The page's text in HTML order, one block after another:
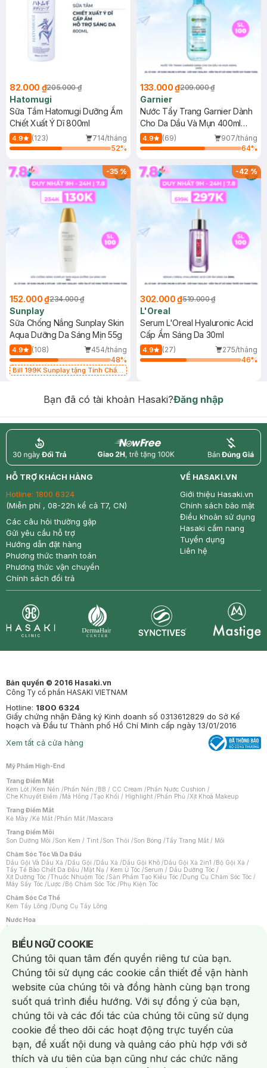
82.000 ₫205.000 ₫
Hatomugi
Sữa Tắm Hatomugi Dưỡng Ẩm
Chiết Xuất Ý Dĩ 800ml
4.9 (123)
714/tháng
52%
133.000 ₫209.000 ₫
Garnier
Nước Tẩy Trang Garnier Dành
Cho Da Dầu Và Mụn 400ml
(Mới)
4.9 (69)
907/tháng
64%
-35%
152.000 ₫234.000 ₫
Sunplay
Sữa Chống Nắng Sunplay Skin
Aqua Dưỡng Da Sáng Mịn 55g
4.9 (108)
454/tháng
48%
Bill 199K Sunplay tặng Tinh Chất
-42%
302.000 ₫519.000 ₫
L'Oreal
Serum L'Oreal Hyaluronic Acid
Cấp Ẩm Sáng Da 30ml
4.9 (27)
275/tháng
46%
Bạn đã có tài khoản Hasaki?Đăng nhập
return nowfree price
HỖ TRỢ KHÁCH HÀNG
Hotline: 1800 6324
(Miễn phí , 08-22h kể cả T7, CN)
Các câu hỏi thường gặp
Gửi yêu cầu hỗ trợ
Hướng dẫn đặt hàng
Phương thức thanh toán
Phương thức vận chuyển
Chính sách đổi trả
VỀ HASAKI.VN
Giới thiệu Hasaki.vn
Chính sách bảo mật
Điều khoản sử dụng
Hasaki cẩm nang
Tuyển dụng
Liên hệ
Bản quyền © 2016 Hasaki.vn
Công Ty cổ phần HASAKI VIETNAM
Hotline: 1800 6324
Giấy chứng nhận Đăng ký Kinh doanh số 0313612829 do Sở Kế
hoạch và Đầu tư Thành phố Hồ Chí Minh cấp ngày 13/01/2016
Xem tất cả cửa hàng
Mỹ Phẩm High-End
Trang Điểm Mặt
Kem Lót /Kem Nền /Phấn Nền /BB / CC Cream /Phấn Nước Cushion /
Che Khuyết Điểm /Má Hồng /Tạo Khối / Highlight /Phấn Phủ /Xịt Khoá Makeup
Trang Điểm Mắt
Kẻ Mày /Kẻ Mắt /Phấn Mắt /Mascara
Trang Điểm Môi
Son Dưỡng Môi /Son Kem / Tint /Son Thỏi /Son Bóng /Tẩy Trang Mắt / Môi
Chăm Sóc Tóc Và Da Đầu
Dầu Gội Và Dầu Xả /Dầu Gội /Dầu Xả /Dầu Gội Khô /Dầu Gội Xả 2in1 /Bộ Gội Xả /
Tẩy Tế Bào Chết Da Đầu /Mặt Nạ / Kem Ủ Tóc /Serum / Dầu Dưỡng Tóc /
Xịt Dưỡng Tóc /Thuốc Nhuộm Tóc /Sản Phẩm Tạo Kiểu Tóc /Dụng Cụ Chăm Sóc Tóc /
Máy Sấy Tóc /Lược /Bộ Chăm Sóc Tóc /Phụ Kiện Tóc
Chăm Sóc Cơ Thể
Kem Tẩy Lông /Dụng Cụ Tẩy Lông
Nước Hoa
Nước Hoa Nữ
Chăm Sóc Cá Nhân
Chống Muỗi /Khẩu Trang /Máy Massage/Mặt Nạ Xông Hơi /Nước Rửa Tay/
Sản Phẩm Chăm Sóc Khác /Bàn Chải Đánh Răng /Bàn Chải Điện/
Hỗ Trợ Trắng Răng/Kem Đánh Răng /Máy Tăm Nước/ Nước Súc Miệng/
Tăm / Chỉ Nha Khoa/ Xịt Thơm Miệng / Dung Dịch Vệ Sinh/Dưỡng Vùng Kín/
Khăn Ướt Vệ Sinh Vùng Kín/Băng Vệ Sinh/Tampon/Bọt Cạo Râu /Dao Cạo Râu/
Máy Cạo Râu
Vấn Đề Về Da
Da Dầu / Lỗ Chân Lông To/ Da Khô / Mất Nước/ Da Lão Hóa/ Da Mụn/
Da Nhạy Cảm / Kích Ứng
Da Xỉn Màu Thâm / Nám / Tàn Nhang
Quầng Thâm & Bọng Mắt /Sẹo /Viêm Da Cơ Địa
Dụng Cụ / Phụ Kiện Chăm Sóc Da
Bông Tẩy Trang
Khăn Lau Mặt Khô Dụng Cụ / Máy Rửa Mặt Máy Chăm Sóc Da
Dụng Cụ Chăm Sóc Khác
BIỂU NGỮ COOKIE
Notice about cookies usage
Chúng tôi quan tâm đến quyền riêng tư của bạn.
Chúng tôi sử dụng các cookie cần thiết để vận hành
website của chúng tôi và đồng hành cùng bạn trong
suốt quá trình điều hướng. Với sự đồng ý của bạn,
chúng tôi và các đối tác của chúng tôi cũng sử dụng
cookie để theo dõi các hoạt động trực tuyến của
bạn, đề xuất nội dung và quảng cáo phù hợp với sở
thích và ưu tiên của bạn cũng như các chức năng